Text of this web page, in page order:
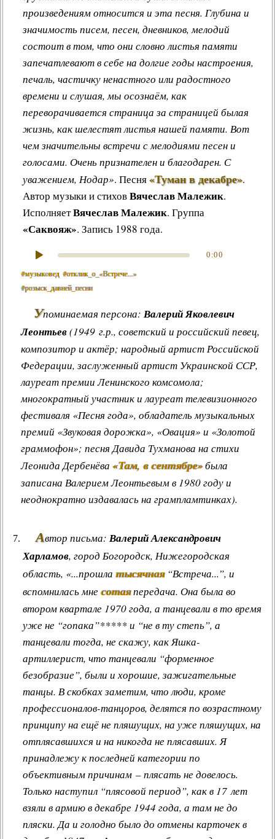
произведениям относится и эта песня. Глубина и
значимость писем, песен, дневников, мелодий
состоит в том, что они словно листья памяти
запечатлевают в себе на долгие годы настроения,
печаль, частичку ненастного или радостного
времени и слушая, мы осознаём, как
переворачивается страница за страницей былая
жизнь, как шелестят листья нашей памяти. Вот
чем значительны встречи с мелодиями песен и
голосами. Очень признателен и благодарен. С
уважением, Нодар». Песня«Туман в декабре».
Автор музыки и стиховВячеслав Малежик.
ИсполняетВячеслав Малежик. Группа
«Саквояж». Запись 1988 года.
0:00
#музыкoвед #отклик_о_«Встрече...»
#розыск_давней_песни
Упоминаемая персона: Валерий Яковлевич
Леонтьев(1949 г.р., советский и российский певец,
композитор и актёр; народный артист Российской
Федерации, заслуженный артист Украинской ССР,
лауреат премии Ленинского комсомола;
многократный участник и лауреат телевизионного
фестиваля «Песня года», обладатель музыкальных
премий «Звуковая дорожка», «Овация» и «Золотой
граммофон»; песня Давида Тухманова на стихи
Леонида Дербенёва «Там, в сентябре»была
записана Валерием Леонтьевым в 1980 году и
неоднократно издавалась на грампламтинках).
Автор письма: Валерий Александрович
Харламов, город Богородск, Нижегородская
область, «...прошла тысячная“Встреча...”, и
вспомнилась мнесотаяпередача. Она была во
втором квартале 1970 года, а танцевали в то время
уже не “гопака”***** и “не в ту степь”, а
танцевали тогда, не скажу, как Яшка-
артиллерист, что танцевали “форменное
безобразие”, были и хорошие, зажигательные
танцы. В скобках заметим, что люди, кроме
профессионалов-танцоров, делятся по возрастному
принципу на ещё не пляшущих, на уже пляшущих, на
отплясавшихся и на никогда не плясавших. Я
принадлежу к последней категории по
объективным причинам – плясать не довелось.
Только наступил “плясовой период”, как в 17 лет
взяли в армию в декабре 1944 года, а там не до
пляски. Да и голодно было до отмены карточек в